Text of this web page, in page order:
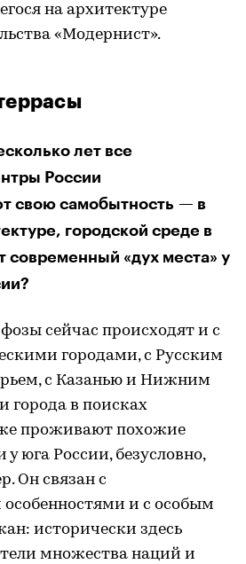
на архитектуре
«Модернист».
лет все
России
свою самобытность — в
городской среде в
современный «дух места» у
сейчас происходят и с
городами, с Русским
с Казанью и Нижним
города в поисках
проживают похожие
юга России, безусловно,
Он связан с
и с особым
исторически здесь
множества наций и